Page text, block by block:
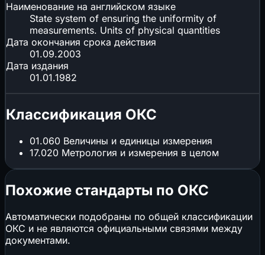
Наименование на английском языке
State system of ensuring the uniformity of
measurements. Units of physical quantities
Дата окончания срока действия
01.09.2003
Дата издания
01.01.1982
Классификация ОКС
01.060 Величины и единицы измерения
17.020 Метрология и измерения в целом
Похожие стандарты по ОКС
Автоматически подобраны по общей классификации
ОКС и не являются официальными связями между
документами.